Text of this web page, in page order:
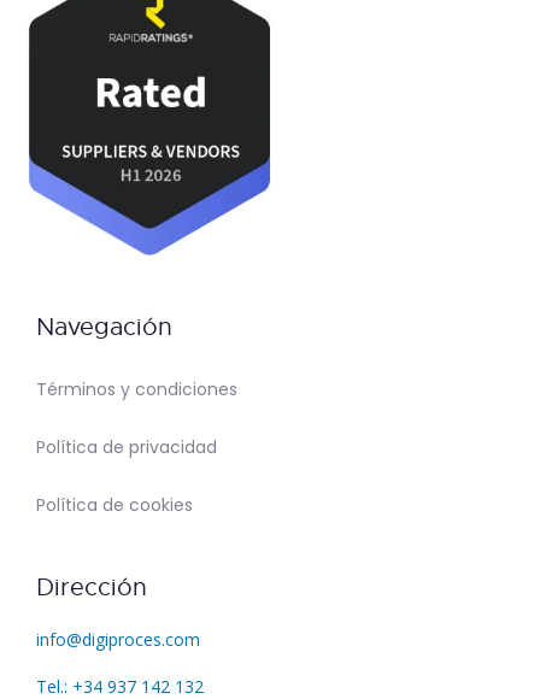
Navegación
Términos y condiciones
Política de privacidad
Política de cookies
Dirección
info@digiproces.com
Tel.: +34 937 142 132